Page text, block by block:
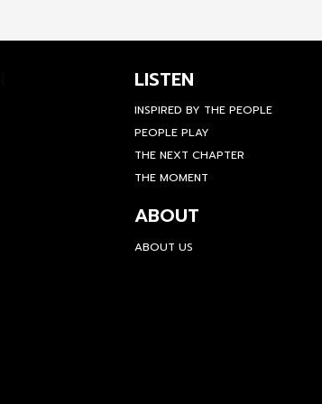
LISTEN
INSPIRED BY THE PEOPLE
PEOPLE PLAY
THE NEXT CHAPTER
THE MOMENT
ABOUT
ABOUT US